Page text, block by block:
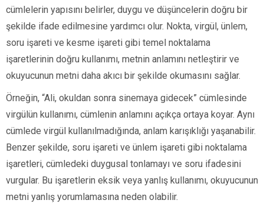
cümlelerin yapısını belirler, duygu ve düşüncelerin doğru bir
şekilde ifade edilmesine yardımcı olur. Nokta, virgül, ünlem,
soru işareti ve kesme işareti gibi temel noktalama
işaretlerinin doğru kullanımı, metnin anlamını netleştirir ve
okuyucunun metni daha akıcı bir şekilde okumasını sağlar.
Örneğin, “Ali, okuldan sonra sinemaya gidecek” cümlesinde
virgülün kullanımı, cümlenin anlamını açıkça ortaya koyar. Aynı
cümlede virgül kullanılmadığında, anlam karışıklığı yaşanabilir.
Benzer şekilde, soru işareti ve ünlem işareti gibi noktalama
işaretleri, cümledeki duygusal tonlamayı ve soru ifadesini
vurgular. Bu işaretlerin eksik veya yanlış kullanımı, okuyucunun
metni yanlış yorumlamasına neden olabilir.